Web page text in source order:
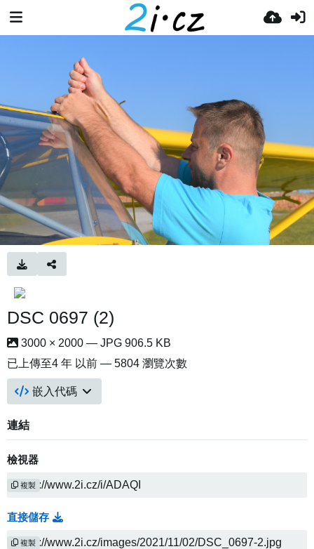
DSC 0697 (2)
3000 × 2000 — JPG 906.5 KB
已上傳至4 年 以前 — 5804 瀏覽次數
嵌入代碼
連結
檢視器
複製
直接儲存
複製